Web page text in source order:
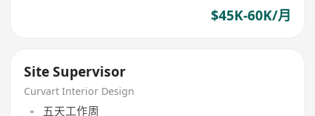
$45K-60K/月
Site Supervisor
Curvart Interior Design
五天工作周